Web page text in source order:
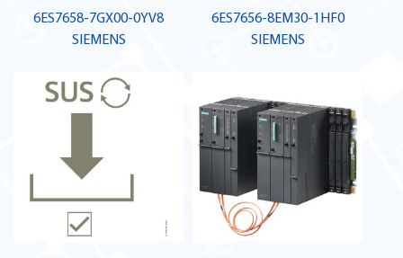
6ES7658-7GX00-0YV8
SIEMENS
6ES7656-8EM30-1HF0
SIEMENS